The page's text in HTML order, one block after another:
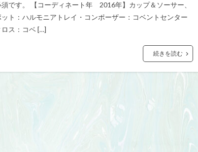
須です。 【コーディネート年 2016年】カップ＆ソーサー、
ット：ハルモニアトレイ・コンポーザー：コベントセンター
ロス：コベ […]
続きを読む